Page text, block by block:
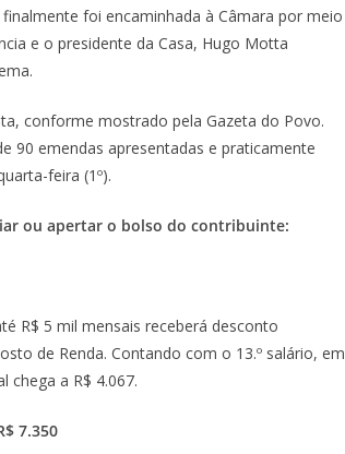
foi encaminhada à Câmara por meio
e o presidente da Casa, Hugo Motta
conforme mostrado pela Gazeta do Povo.
90 emendas apresentadas e praticamente
feira (1º).
ou apertar o bolso do contribuinte:
R$ 5 mil mensais receberá desconto
de Renda. Contando com o 13.º salário, em
chega a R$ 4.067.
7.350